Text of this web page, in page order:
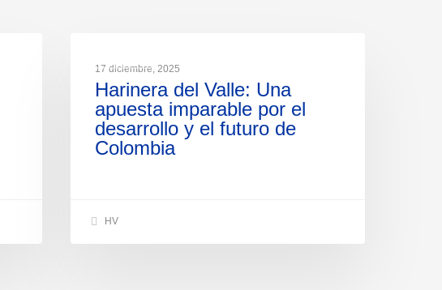
17 diciembre, 2025
Harinera del Valle: Una
apuesta imparable por el
desarrollo y el futuro de
Colombia
HV